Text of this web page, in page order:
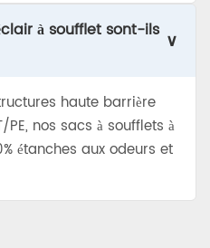
à soufflet sont-ils ∨
haute barrière
PE, nos sacs à soufflets à
étanches aux odeurs et